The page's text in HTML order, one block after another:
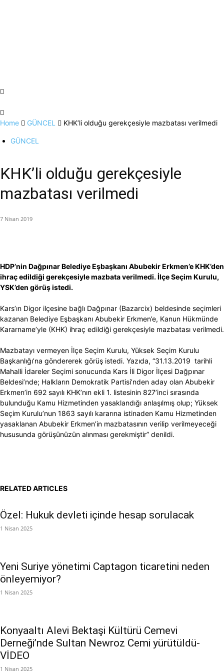
Home GÜNCEL KHK’li olduğu gerekçesiyle mazbatası verilmedi
GÜNCEL
KHK’li olduğu gerekçesiyle
mazbatası verilmedi
7 Nisan 2019
HDP’nin Dağpınar Belediye Eşbaşkanı Abubekir Erkmen’e KHK’den
ihraç edildiği gerekçesiyle mazbata verilmedi. İlçe Seçim Kurulu,
YSK’den görüş istedi.
Kars’ın Digor ilçesine bağlı Dağpınar (Bazarcix) beldesinde seçimleri
kazanan Belediye Eşbaşkanı Abubekir Erkmen’e, Kanun Hükmünde
Kararname’yle (KHK) ihraç edildiği gerekçesiyle mazbatası verilmedi.
Mazbatayı vermeyen İlçe Seçim Kurulu, Yüksek Seçim Kurulu
Başkanlığı’na göndererek görüş istedi. Yazıda, “31.13.2019 tarihli
Mahalli İdareler Seçimi sonucunda Kars İli Digor İlçesi Dağpınar
Beldesi’nde; Halkların Demokratik Partisi’nden aday olan Abubekir
Erkmen’in 692 sayılı KHK’nın ekli 1. listesinin 827’inci sırasında
bulunduğu Kamu Hizmetinden yasaklandığı anlaşılmış olup; Yüksek
Seçim Kurulu’nun 1863 sayılı kararına istinaden Kamu Hizmetinden
yasaklanan Abubekir Erkmen’in mazbatasının verilip verilmeyeceği
hususunda görüşünüzün alınması gerekmiştir” denildi.
RELATED ARTICLES
Özel: Hukuk devleti içinde hesap sorulacak
1 Nisan 2025
Yeni Suriye yönetimi Captagon ticaretini neden
önleyemiyor?
1 Nisan 2025
Konyaaltı Alevi Bektaşi Kültürü Cemevi
Derneği’nde Sultan Newroz Cemi yürütüldü-
VİDEO
1 Nisan 2025